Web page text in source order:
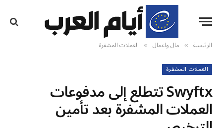
الرئيسية » مال واعمال » العملات المشفرة
العملات المشفرة
Swyftx تتطلع إلى مدفوعات
العملات المشفرة بعد تأمين